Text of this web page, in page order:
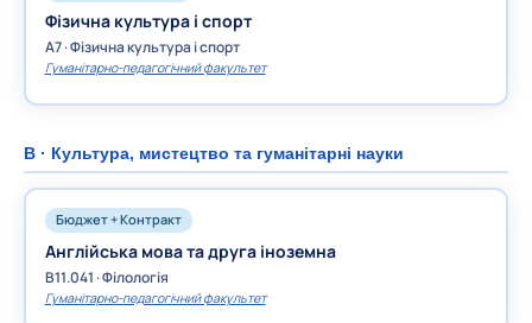
Фізична культура і спорт
A7 · Фізична культура і спорт
Гуманітарно-педагогічний факультет
B · Культура, мистецтво та гуманітарні науки
Бюджет + Контракт
Англійська мова та друга іноземна
B11.041 · Філологія
Гуманітарно-педагогічний факультет